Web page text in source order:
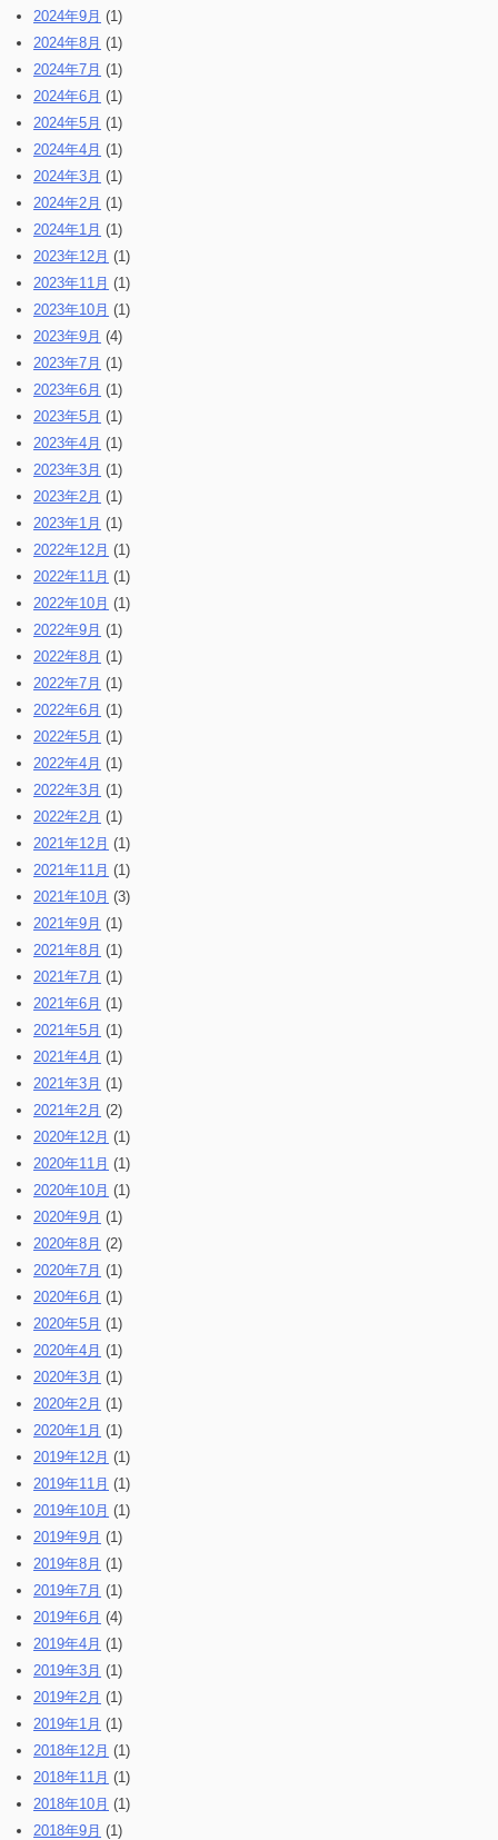
2024年9月 (1)
2024年8月 (1)
2024年7月 (1)
2024年6月 (1)
2024年5月 (1)
2024年4月 (1)
2024年3月 (1)
2024年2月 (1)
2024年1月 (1)
2023年12月 (1)
2023年11月 (1)
2023年10月 (1)
2023年9月 (4)
2023年7月 (1)
2023年6月 (1)
2023年5月 (1)
2023年4月 (1)
2023年3月 (1)
2023年2月 (1)
2023年1月 (1)
2022年12月 (1)
2022年11月 (1)
2022年10月 (1)
2022年9月 (1)
2022年8月 (1)
2022年7月 (1)
2022年6月 (1)
2022年5月 (1)
2022年4月 (1)
2022年3月 (1)
2022年2月 (1)
2021年12月 (1)
2021年11月 (1)
2021年10月 (3)
2021年9月 (1)
2021年8月 (1)
2021年7月 (1)
2021年6月 (1)
2021年5月 (1)
2021年4月 (1)
2021年3月 (1)
2021年2月 (2)
2020年12月 (1)
2020年11月 (1)
2020年10月 (1)
2020年9月 (1)
2020年8月 (2)
2020年7月 (1)
2020年6月 (1)
2020年5月 (1)
2020年4月 (1)
2020年3月 (1)
2020年2月 (1)
2020年1月 (1)
2019年12月 (1)
2019年11月 (1)
2019年10月 (1)
2019年9月 (1)
2019年8月 (1)
2019年7月 (1)
2019年6月 (4)
2019年4月 (1)
2019年3月 (1)
2019年2月 (1)
2019年1月 (1)
2018年12月 (1)
2018年11月 (1)
2018年10月 (1)
2018年9月 (1)